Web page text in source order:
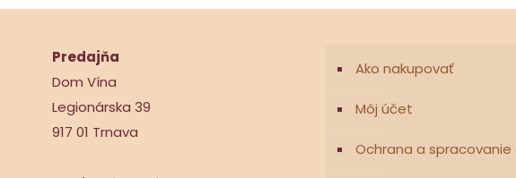
Predajňa
Dom Vína
Legionárska 39
917 01 Trnava
Ako nakupovať
Môj účet
Ochrana a